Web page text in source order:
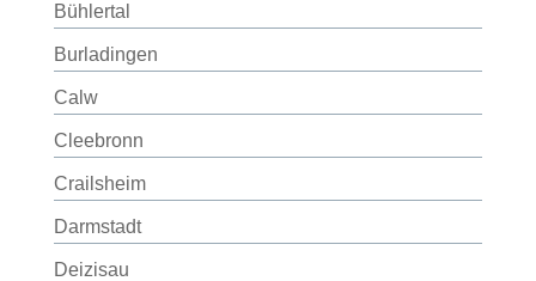
Bühlertal
Burladingen
Calw
Cleebronn
Crailsheim
Darmstadt
Deizisau